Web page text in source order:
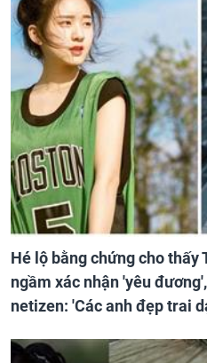
Hé lộ bằng chứng cho thấy
ngầm xác nhận 'yêu
netizen: 'Các anh đẹp trai